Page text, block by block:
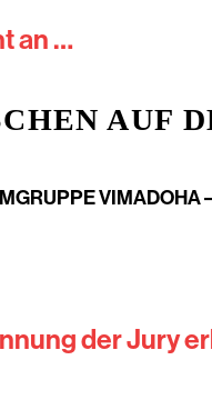
an …
AUF
VIMADOHA
der Jury